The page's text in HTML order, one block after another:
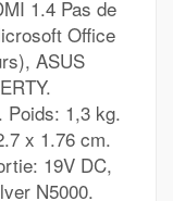
1.4 Pas de
Office
ASUS
Poids: 1,3 kg.
x 1.76 cm.
19V DC,
N5000.